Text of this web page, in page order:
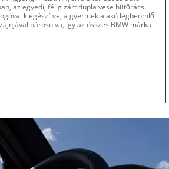
az egyedi, félig zárt dupla vese hűtőrács
kiegészítve, a gyermek alakú légbeömlő
párosulva, így az összes BMW márka